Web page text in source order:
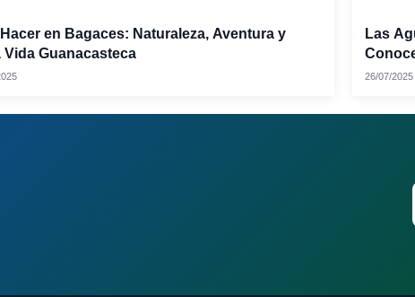
en Bagaces: Naturaleza, Aventura y
Vida Guanacasteca
Las
26/07/2025